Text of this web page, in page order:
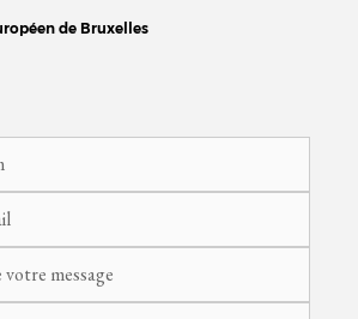
de Bruxelles